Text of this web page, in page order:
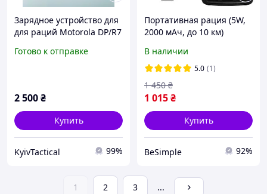
Зарядное устройство для
для раций Motorola DP/R7
Готово к отправке
2 500₴
Купить
KyivTactical 99%
Портативная рация (5W,
2000 мАч, до 10 км)
Радиостанция
тактическая
В наличии
5.0 (1)
1 015₴
1 450 ₴
Купить
BeSimple 92%
1 2 3 ...